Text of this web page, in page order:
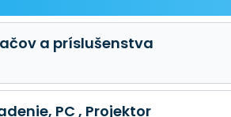
a príslušenstva
PC , Projektor